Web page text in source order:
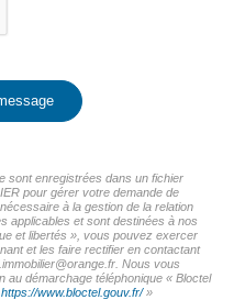
sont enregistrées dans un fichier
pour gérer votre demande de
à la gestion de la relation
applicables et sont destinées à nos
et libertés », vous pouvez exercer
et les faire rectifier en contactant
Nous vous
au démarchage téléphonique « Bloctel
https://www.bloctel.gouv.fr/»